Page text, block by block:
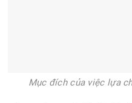
Mục đích của việc lựa